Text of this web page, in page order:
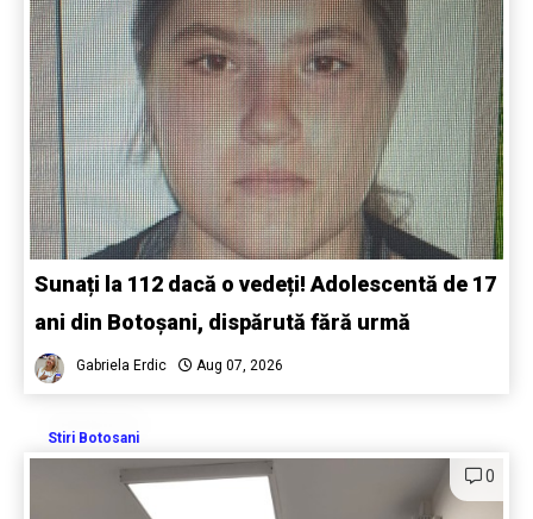
Sunați la 112 dacă o vedeți! Adolescentă de 17
ani din Botoșani, dispărută fără urmă
Gabriela Erdic Aug 07, 2026
Stiri Botosani
0